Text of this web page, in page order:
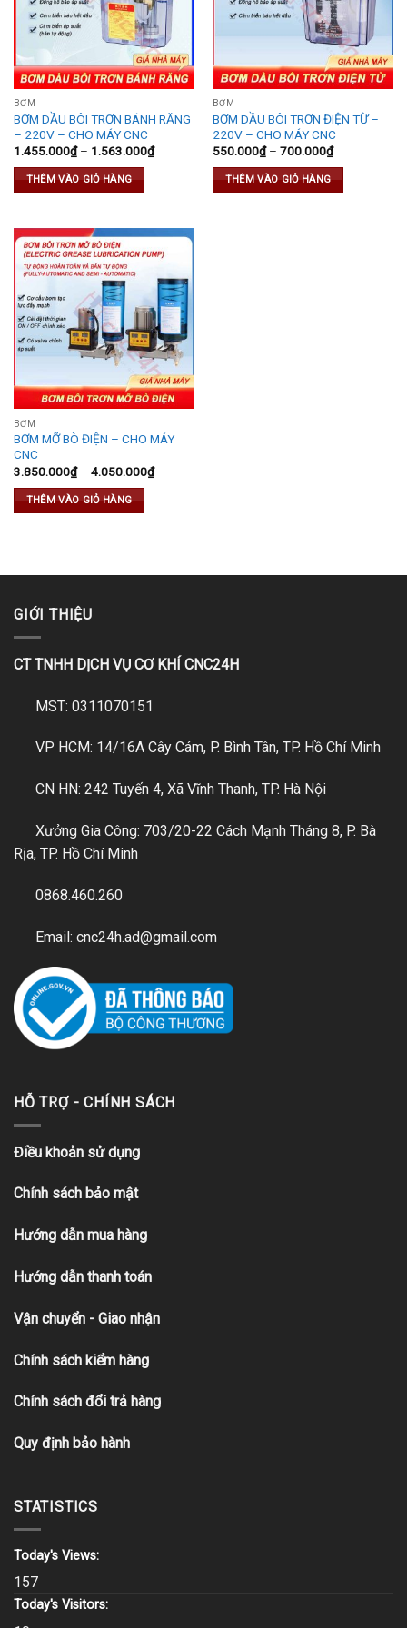
BƠM
BƠM DẦU BÔI TRƠN BÁNH RĂNG
– 220V – CHO MÁY CNC
1.455.000₫– 1.563.000₫
THÊM VÀO GIỎ HÀNG
BƠM
BƠM DẦU BÔI TRƠN ĐIỆN TỪ –
220V – CHO MÁY CNC
550.000₫– 700.000₫
THÊM VÀO GIỎ HÀNG
BƠM
BƠM MỠ BÒ ĐIỆN – CHO MÁY
CNC
3.850.000₫– 4.050.000₫
THÊM VÀO GIỎ HÀNG
GIỚI THIỆU
CT TNHH DỊCH VỤ CƠ KHÍ CNC24H
MST: 0311070151
VP HCM: 14/16A Cây Cám, P. Bình Tân, TP. Hồ Chí Minh
CN HN: 242 Tuyến 4, Xã Vĩnh Thanh, TP. Hà Nội
Xưởng Gia Công: 703/20-22 Cách Mạnh Tháng 8, P. Bà
Rịa, TP. Hồ Chí Minh
0868.460.260
Email: cnc24h.ad@gmail.com
HỖ TRỢ - CHÍNH SÁCH
Điều khoản sử dụng
Chính sách bảo mật
Hướng dẫn mua hàng
Hướng dẫn thanh toán
Vận chuyển - Giao nhận
Chính sách kiểm hàng
Chính sách đổi trả hàng
Quy định bảo hành
STATISTICS
Today's Views:
157
Today's Visitors: